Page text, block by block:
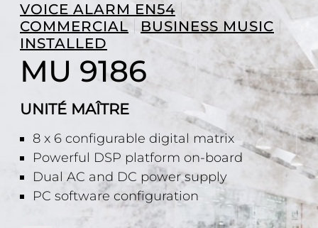
VOICE ALARM EN54
COMMERCIAL
BUSINESS MUSIC
INSTALLED
MU 9186
UNITÉ MAÎTRE
8 x 6 configurable digital matrix
Powerful DSP platform on-board
Dual AC and DC power supply
PC software configuration